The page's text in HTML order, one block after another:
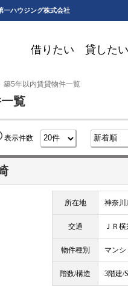
一ハウジング株式会社
借りたい 貸したい
築5年以内賃貸物件一覧
覧
表示件数
所在地 神奈川
交通 ＪＲ
物件種別 マンシ
階数/構造 3階建/